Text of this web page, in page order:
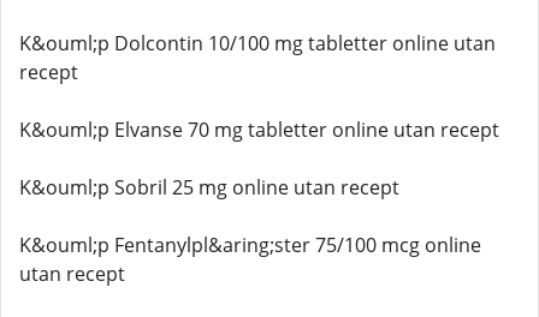
K&ouml;p Dolcontin 10/100 mg tabletter online utan
recept
K&ouml;p Elvanse 70 mg tabletter online utan recept
K&ouml;p Sobril 25 mg online utan recept
K&ouml;p Fentanylpl&aring;ster 75/100 mcg online
utan recept